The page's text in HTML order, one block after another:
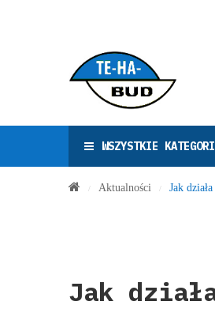
WSZYSTKIE
/ Aktualności / Jak
Jak